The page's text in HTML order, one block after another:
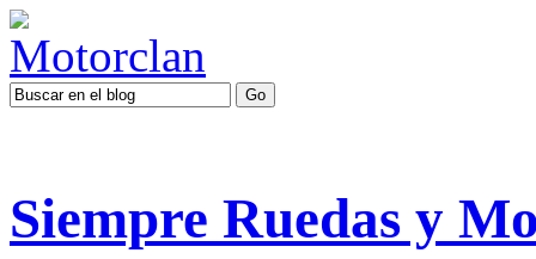
Siempre Ruedas y